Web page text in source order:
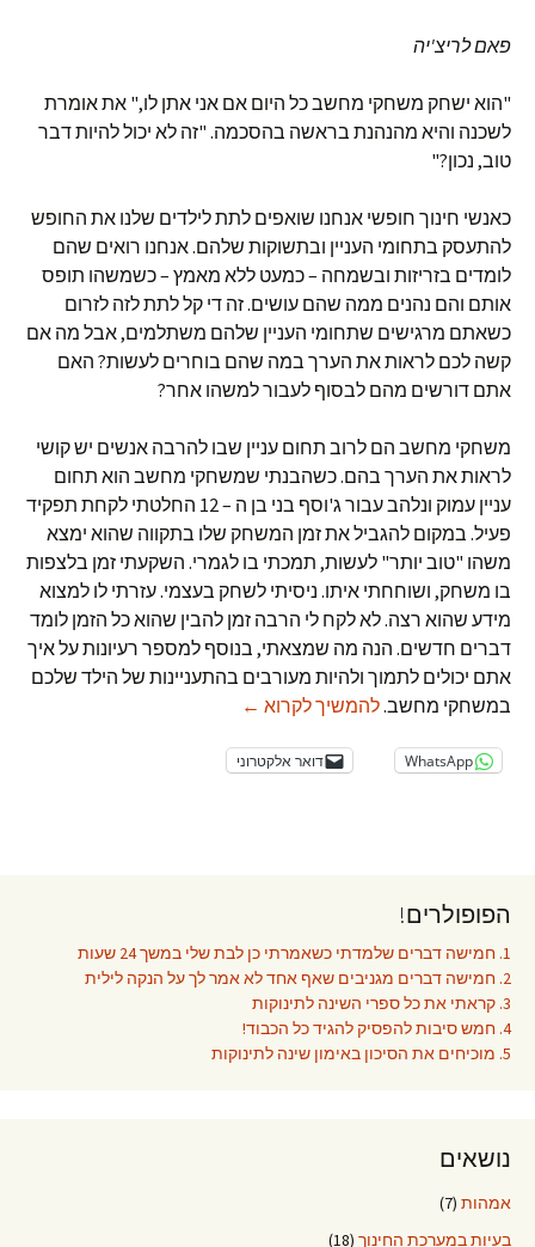
פאם לריצ'יה
"הוא ישחק משחקי מחשב כל היום אם אני אתן לו," את אומרת
לשכנה והיא מהנהנת בראשה בהסכמה. "זה לא יכול להיות דבר
טוב, נכון?"
כאנשי חינוך חופשי אנחנו שואפים לתת לילדים שלנו את החופש
להתעסק בתחומי העניין ובתשוקות שלהם. אנחנו רואים שהם
לומדים בזריזות ובשמחה – כמעט ללא מאמץ – כשמשהו תופס
אותם והם נהנים ממה שהם עושים. זה די קל לתת לזה לזרום
כשאתם מרגישים שתחומי העניין שלהם משתלמים, אבל מה אם
קשה לכם לראות את הערך במה שהם בוחרים לעשות? האם
אתם דורשים מהם לבסוף לעבור למשהו אחר?
משחקי מחשב הם לרוב תחום עניין שבו להרבה אנשים יש קושי
לראות את הערך בהם. כשהבנתי שמשחקי מחשב הוא תחום
עניין עמוק ונלהב עבור ג'וסף בני בן ה – 12 החלטתי לקחת תפקיד
פעיל. במקום להגביל את זמן המשחק שלו בתקווה שהוא ימצא
משהו "טוב יותר" לעשות, תמכתי בו לגמרי. השקעתי זמן בלצפות
בו משחק, ושוחחתי איתו. ניסיתי לשחק בעצמי. עזרתי לו למצוא
מידע שהוא רצה. לא לקח לי הרבה זמן להבין שהוא כל הזמן לומד
דברים חדשים. הנה מה שמצאתי, בנוסף למספר רעיונות על איך
אתם יכולים לתמוך ולהיות מעורבים בהתעניינות של הילד שלכם
במשחקי מחשב.להמשיך לקרוא כל מה שאני צריך לדעת למדתי
←
WhatsApp דואר אלקטרוני
הפופולרים!
1. חמישה דברים שלמדתי כשאמרתי כן לבת שלי במשך 24 שעות
2. חמישה דברים מגניבים שאף אחד לא אמר לך על הנקה לילית
3. קראתי את כל ספרי השינה לתינוקות
4. חמש סיבות להפסיק להגיד כל הכבוד!
5. מוכיחים את הסיכון באימון שינה לתינוקות
נושאים
אמהות (7)
בעיות במערכת החינוך (18)